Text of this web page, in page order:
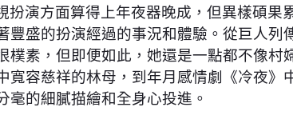
演方面算得上年夜器晚成，但異樣碩果
盛的扮演經過的事況和體驗。從巨人
素，但即便如此，她還是一點都不像
寬容慈祥的林母，到年月感情劇《冷夜
的細膩描繪和全身心投進。